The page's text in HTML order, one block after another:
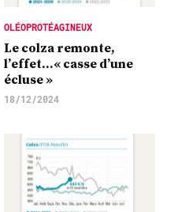
OLÉOPROTÉAGINEUX
Le colza remonte,
l’effet…« casse d’une
écluse »
18/12/2024